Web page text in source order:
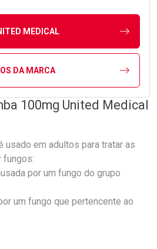
MEDICAL
DA MARCA
100mg United Medical
usado em adultos para tratar as
fungos:
por um fungo do grupo
um fungo que pertencente ao